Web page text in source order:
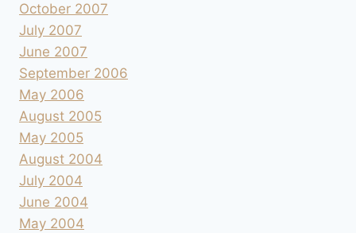
October 2007
July 2007
June 2007
September 2006
May 2006
August 2005
May 2005
August 2004
July 2004
June 2004
May 2004